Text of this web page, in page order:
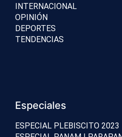
INTERNACIONAL
OPINIÓN
DEPORTES
TENDENCIAS
Especiales
ESPECIAL PLEBISCITO 2023